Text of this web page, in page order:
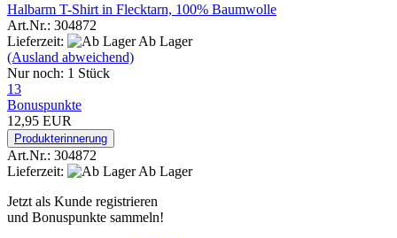
Halbarm T-Shirt in Flecktarn, 100% Baumwolle
Art.Nr.: 304872
Lieferzeit:
Ab Lager
(Ausland abweichend)
Nur noch: 1 Stück
13
Bonuspunkte
12,95 EUR
Produkterinnerung
Art.Nr.: 304872
Lieferzeit:
Ab Lager
Jetzt als Kunde registrieren
und Bonuspunkte sammeln!